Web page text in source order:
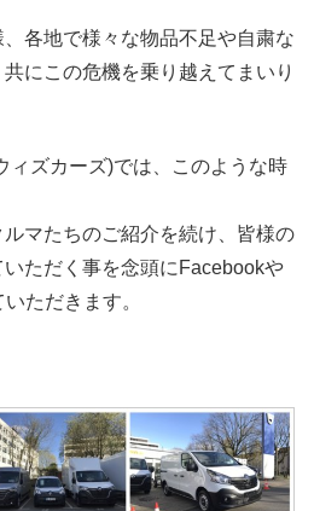
各地で様々な物品不足や自粛な
にこの危機を乗り越えてまいり
ィズカーズ)では、このような時
マたちのご紹介を続け、皆様の
ただく事を念頭にFacebookや
ただきます。